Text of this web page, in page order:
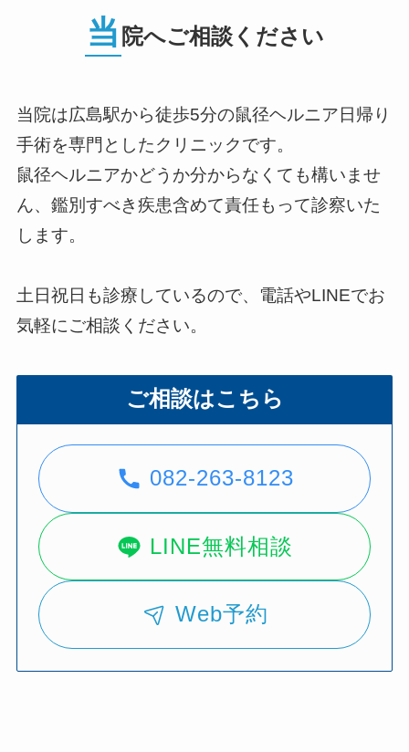
当 院へご相談ください
当院は広島駅から徒歩5分の鼠径ヘルニア日帰り
手術を専門としたクリニックです。
鼠径ヘルニアかどうか分からなくても構いませ
ん、鑑別すべき疾患含めて責任もって診察いた
します。
土日祝日も診療しているので、電話やLINEでお
気軽にご相談ください。
ご相談はこちら
082-263-8123
LINE無料相談
Web予約